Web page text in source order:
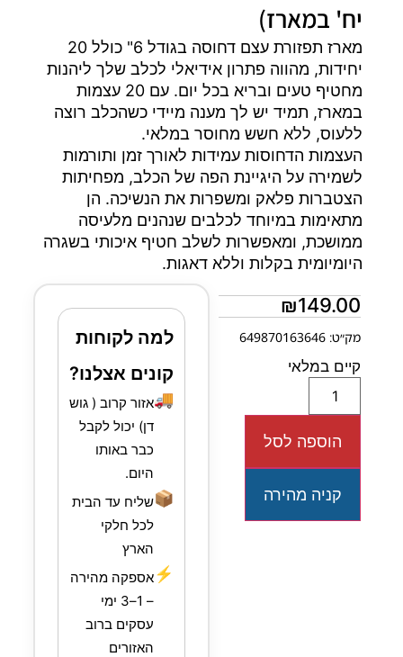
יח' במארז)
מארז תפזורת עצם דחוסה בגודל 6" כולל 20
יחידות, מהווה פתרון אידיאלי לכלב שלך ליהנות
מחטיף טעים ובריא בכל יום. עם 20 עצמות
במארז, תמיד יש לך מענה מיידי כשהכלב רוצה
ללעוס, ללא חשש מחוסר במלאי.
העצמות הדחוסות עמידות לאורך זמן ותורמות
לשמירה על היגיינת הפה של הכלב, מפחיתות
הצטברות פלאק ומשפרות את הנשיכה. הן
מתאימות במיוחד לכלבים שנהנים מלעיסה
ממושכת, ומאפשרות לשלב חטיף איכותי בשגרה
היומיומית בקלות וללא דאגות.
₪149.00
מק״ט: 649870163646
קיים במלאי
הוספה לסל
קניה מהירה
למה לקוחות
קונים אצלנו?
🚚אזור קרוב ( גוש
דן) יכול לקבל
כבר באותו
היום.
📦שליח עד הבית
לכל חלקי
הארץ
⚡אספקה מהירה
– 1–3 ימי
עסקים ברוב
האזורים